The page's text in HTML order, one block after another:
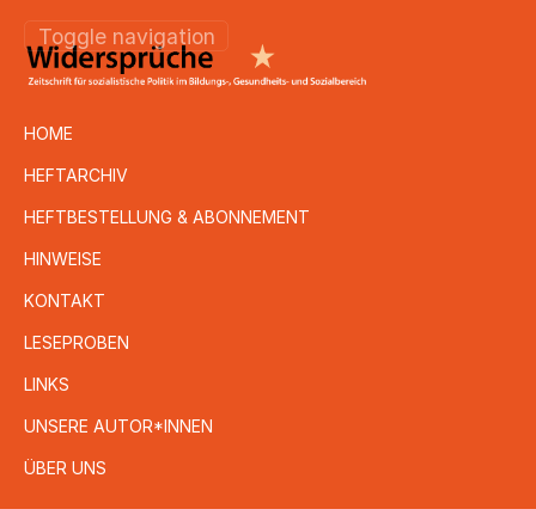
Toggle navigation
HOME
HEFTARCHIV
HEFTBESTELLUNG & ABONNEMENT
HINWEISE
KONTAKT
LESEPROBEN
LINKS
UNSERE AUTOR*INNEN
ÜBER UNS